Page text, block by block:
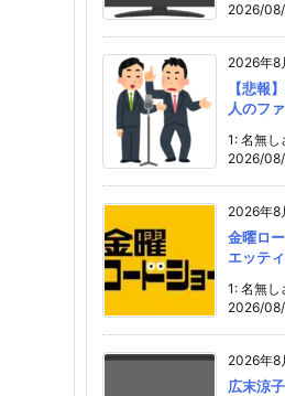
2026/
2026年8
【悲報
人のフ
1: 名無し
2026/
2026年8
金曜ロ
エッテ
1: 名無し
2026/
2026年8
広末涼